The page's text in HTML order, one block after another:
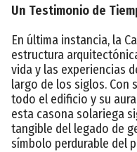
Un Testimonio de
En última instancia, la
estructura
vida y las experiencias
largo de los siglos. Con
todo el edificio y su
esta casona solariega
tangible del legado de
símbolo perdurable del